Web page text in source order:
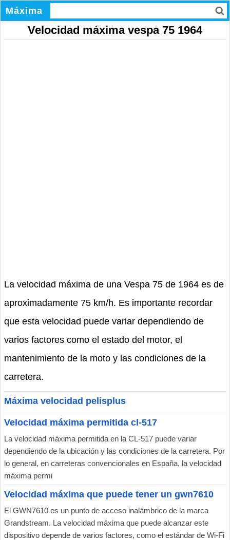
Máxima
Velocidad máxima vespa 75 1964
La velocidad máxima de una Vespa 75 de 1964 es de
aproximadamente 75 km/h. Es importante recordar
que esta velocidad puede variar dependiendo de
varios factores como el estado del motor, el
mantenimiento de la moto y las condiciones de la
carretera.
Máxima velocidad pelisplus
Velocidad máxima permitida cl-517
La velocidad máxima permitida en la CL-517 puede variar
dependiendo de la ubicación y las condiciones de la carretera. Por
lo general, en carreteras convencionales en España, la velocidad
máxima permi
Velocidad máxima que puede tener un gwn7610
El GWN7610 es un punto de acceso inalámbrico de la marca
Grandstream. La velocidad máxima que puede alcanzar este
dispositivo depende de varios factores, como el estándar de Wi-Fi